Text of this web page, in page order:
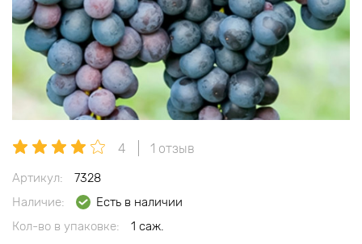
4 1 отзыв
Артикул:
7328
Наличие:
Есть в наличии
Кол-во в упаковке:
1 саж.